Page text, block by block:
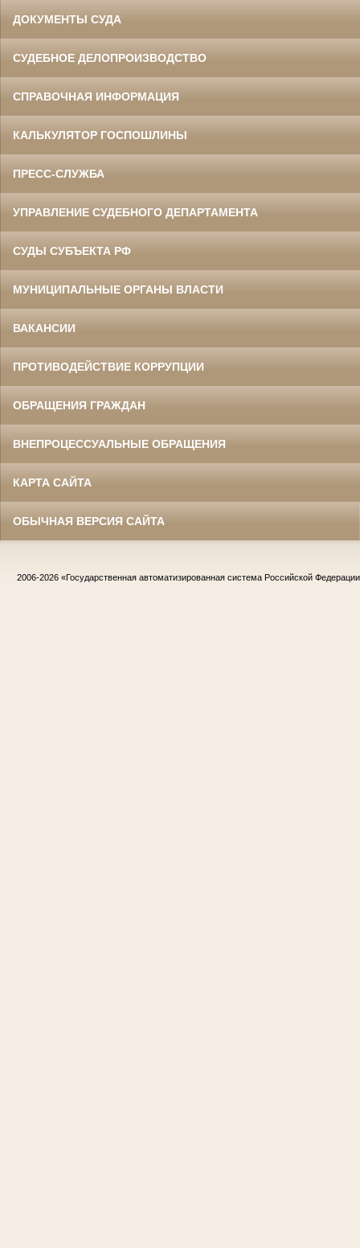
ДОКУМЕНТЫ СУДА
СУДЕБНОЕ ДЕЛОПРОИЗВОДСТВО
СПРАВОЧНАЯ ИНФОРМАЦИЯ
КАЛЬКУЛЯТОР ГОСПОШЛИНЫ
ПРЕСС-СЛУЖБА
УПРАВЛЕНИЕ СУДЕБНОГО ДЕПАРТАМЕНТА
СУДЫ СУБЪЕКТА РФ
МУНИЦИПАЛЬНЫЕ ОРГАНЫ ВЛАСТИ
ВАКАНСИИ
ПРОТИВОДЕЙСТВИЕ КОРРУПЦИИ
ОБРАЩЕНИЯ ГРАЖДАН
ВНЕПРОЦЕССУАЛЬНЫЕ ОБРАЩЕНИЯ
КАРТА САЙТА
ОБЫЧНАЯ ВЕРСИЯ САЙТА
2006-2026 «Государственная автоматизированная система Российской